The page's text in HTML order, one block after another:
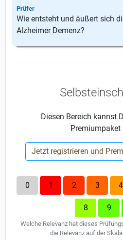
Prüfer
Wie entsteht und äußert sich
Alzheimer Demenz?
Diesen Bereich kannst
Premiumpaket
Jetzt registrieren und
0 1 2 3 4
8 9
Welche Relevanz hat dieses
die Relevanz auf der